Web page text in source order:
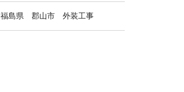
福島県 郡山市 外装工事